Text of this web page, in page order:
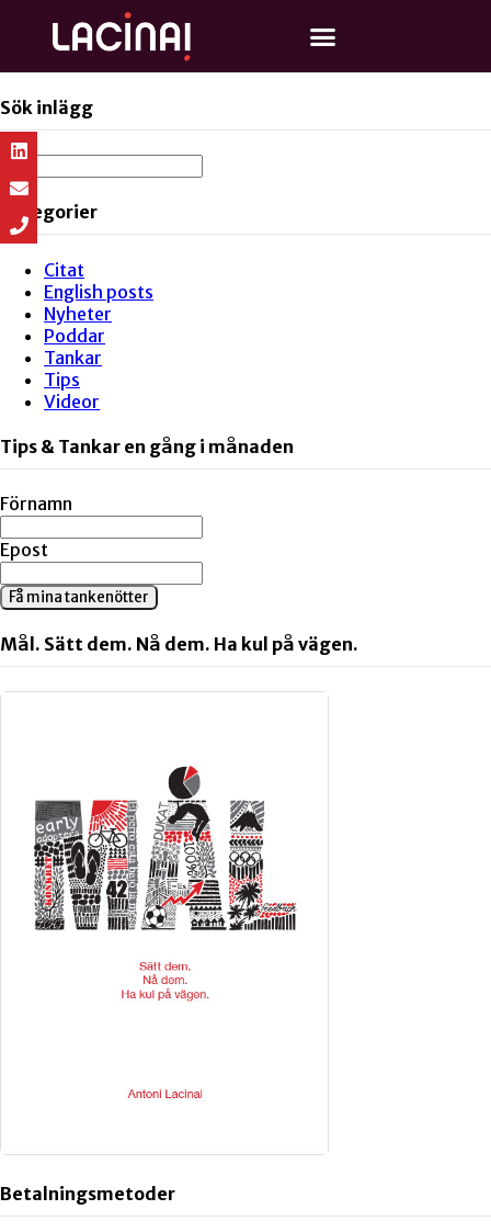
Sök inlägg
Kategorier
Citat
English posts
Nyheter
Poddar
Tankar
Tips
Videor
Tips & Tankar en gång i månaden
Förnamn
Epost
Få mina tankenötter
Mål. Sätt dem. Nå dem. Ha kul på vägen.
Betalningsmetoder